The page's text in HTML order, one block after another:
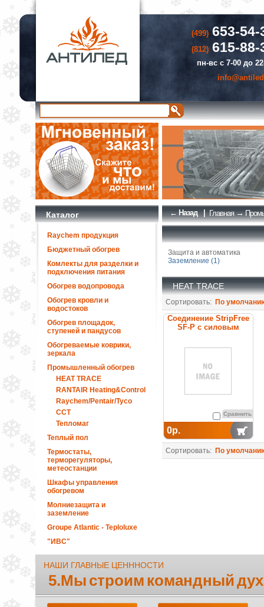
(499)653-54-
(812)615-88-
пн-вс с 7-00 до
Каталог
Raychem продукция
Бюджетный обогрев
Комлекты для разделки и
подключения питания
Обогрев водопровода
Обогрев кровли и
водостоков
Обогрев площадок,
ступеней и пандусов
Обогреваемые коврики,
зеркала
Промышленный обогрев
HEAT TRACE
RANTAIR Heating&Control
Raychem/Pentair/Tyco
ССТ
Тепломаг
Теплый пол
Термостаты,
терморегуляторы,
метеостанции
Шкафы управления
обогревом
Молниезащита и
заземление
Groupe Atlantic - Teploluxe
"ИВС"
← Назад | Главная→
Защита и автоматика
Заземление (1)
HEAT TRACE
Сортировать: По
Соединение StripFree
SF-P с силовым
Сравнить
0р.
Сортировать: По
НАШИ ГЛАВНЫЕ ЦЕНННОСТИ
5.Мы строим командный